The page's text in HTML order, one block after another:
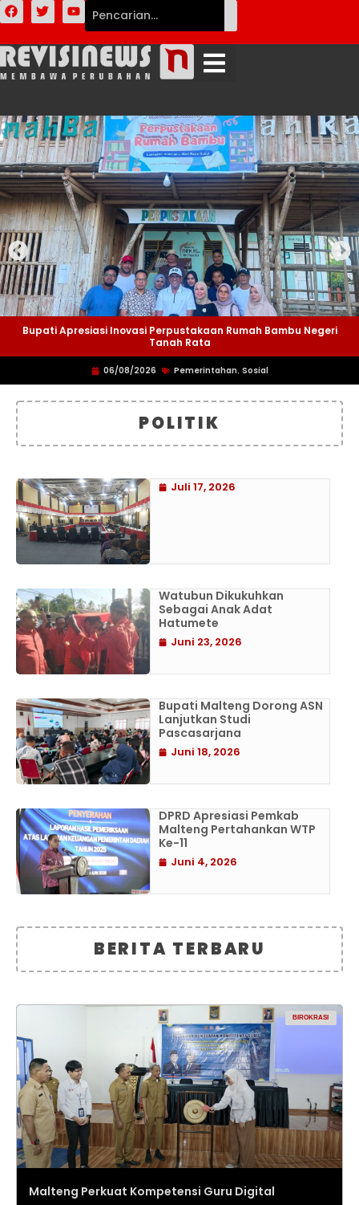
Bupati Apresiasi Inovasi Perpustakaan Rumah Bambu Negeri
Tanah Rata
06/08/2026 Pemerintahan, Sosial
POLITIK
Juli 17, 2026
Watubun Dikukuhkan
Sebagai Anak Adat
Hatumete
Juni 23, 2026
Bupati Malteng Dorong ASN
Lanjutkan Studi
Pascasarjana
Juni 18, 2026
DPRD Apresiasi Pemkab
Malteng Pertahankan WTP
Ke-11
Juni 4, 2026
BERITA TERBARU
BIROKRASI
Malteng Perkuat Kompetensi Guru Digital